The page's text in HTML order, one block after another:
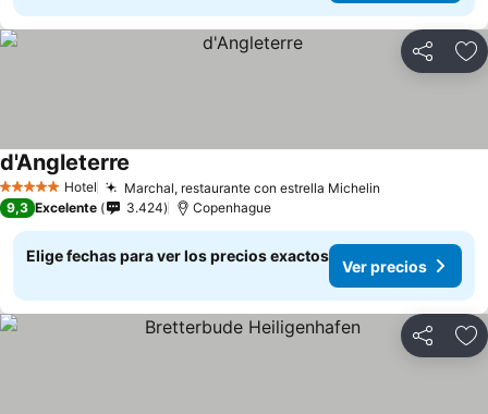
Compartir
5 Estrellas Hotel Marchal, restaurante con estrella Michelin
d'Angleterre
9,3 Excelente 3.424 Copenhague
Elige fechas para ver los precios exactos
Ver precios
Compartir